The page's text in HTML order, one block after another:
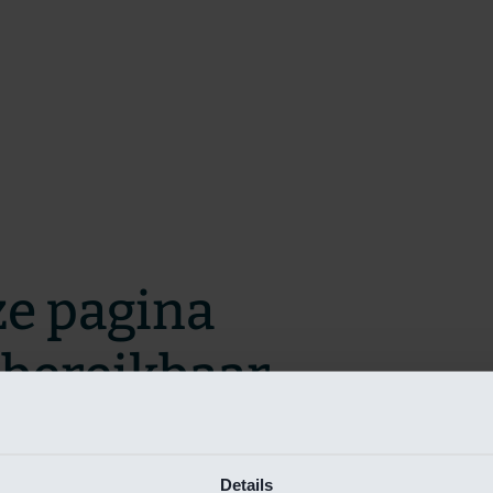
Details
pagina
zo snel mogelijk te verhelpen.